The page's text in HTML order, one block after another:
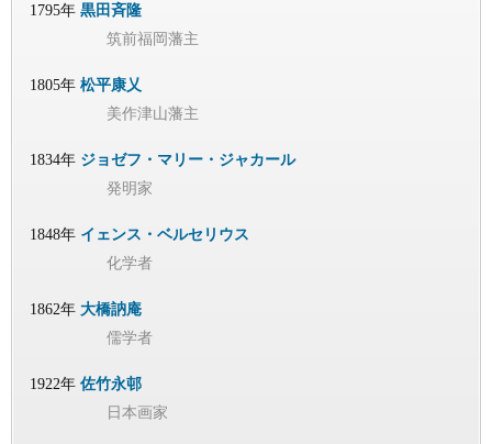
1795年 黒田斉隆
筑前福岡藩主
1805年 松平康乂
美作津山藩主
1834年 ジョゼフ・マリー・ジャカール
発明家
1848年 イェンス・ベルセリウス
化学者
1862年 大橋訥庵
儒学者
1922年 佐竹永邨
日本画家